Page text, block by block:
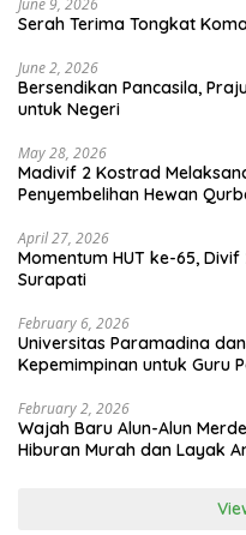
June 9, 2026
Serah Terima Tongkat
June 2, 2026
Bersendikan Pancasila,
untuk Negeri
May 28, 2026
Madivif 2 Kostrad
Penyembelihan Hewan
April 27, 2026
Momentum HUT ke-65,
Surapati
February 6, 2026
Universitas Paramadina
Kepemimpinan untuk Guru
February 2, 2026
Wajah Baru Alun-Alun
Hiburan Murah dan Layak